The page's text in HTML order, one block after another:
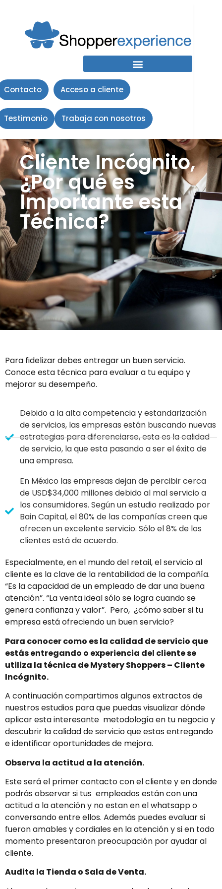
Contacto Acceso a cliente
Testimonio Trabaja con nosotros
Cliente Incógnito,
¿Por qué es
Importante esta
Técnica?
Para fidelizar debes entregar un buen servicio.
Conoce esta técnica para evaluar a tu equipo y
mejorar su desempeño.
Debido a la alta competencia y estandarización
de servicios, las empresas están buscando nuevas
estrategias para diferenciarse, esta es la calidad
de servicio, la que esta pasando a ser el éxito de
una empresa.
En México las empresas dejan de percibir cerca
de USD$34,000 millones debido al mal servicio a
los consumidores. Según un estudio realizado por
Bain Capital, el 80% de las compañías creen que
ofrecen un excelente servicio. Sólo el 8% de los
clientes está de acuerdo.
Especialmente, en el mundo del retail, el servicio al
cliente es la clave de la rentabilidad de la compañía.
“Es la capacidad de un empleado de dar una buena
atención”. “La venta ideal sólo se logra cuando se
genera confianza y valor”. Pero, ¿cómo saber si tu
empresa está ofreciendo un buen servicio?
Para conocer como es la calidad de servicio que
estás entregando o experiencia del cliente se
utiliza la técnica de Mystery Shoppers – Cliente
Incógnito.
A continuación compartimos algunos extractos de
nuestros estudios para que puedas visualizar dónde
aplicar esta interesante metodología en tu negocio y
descubrir la calidad de servicio que estas entregando
e identificar oportunidades de mejora.
Observa la actitud a la atención.
Este será el primer contacto con el cliente y en donde
podrás observar si tus empleados están con una
actitud a la atención y no estan en el whatsapp o
conversando entre ellos. Además puedes evaluar si
fueron amables y cordiales en la atención y si en todo
momento presentaron preocupación por ayudar al
cliente.
Audita la Tienda o Sala de Venta.